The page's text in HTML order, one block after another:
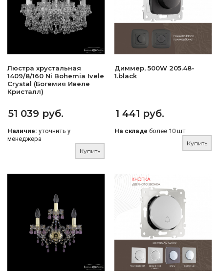
Люстра хрустальная
1409/8/160 Ni Bohemia Ivele
Crystal (Богемия Ивеле
Кристалл)
51 039 руб.
Наличие: уточнить у
менеджера
Купить
Диммер, 500W 205.48-
1.black
1 441 руб.
На складе более 10 шт
Купить